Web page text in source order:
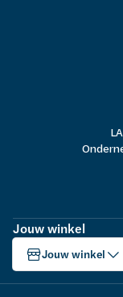
Jouw winkel
Jouw winkel